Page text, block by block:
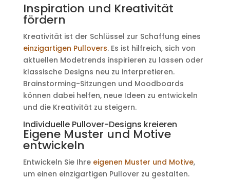
Inspiration und Kreativität
fördern
Kreativität ist der Schlüssel zur Schaffung eines
einzigartigen Pullovers. Es ist hilfreich, sich von
aktuellen Modetrends inspirieren zu lassen oder
klassische Designs neu zu interpretieren.
Brainstorming-Sitzungen und Moodboards
können dabei helfen, neue Ideen zu entwickeln
und die Kreativität zu steigern.
Individuelle Pullover-Designs kreieren
Eigene Muster und Motive
entwickeln
Entwickeln Sie Ihre eigenen Muster und Motive,
um einen einzigartigen Pullover zu gestalten.